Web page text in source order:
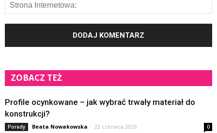
ZOBACZ TEŻ
Profile ocynkowane – jak wybrać trwały materiał do
konstrukcji?
Porady Beata Nowakowska - 22 czerwca 2026 0